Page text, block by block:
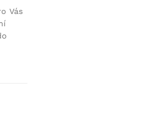
Vás